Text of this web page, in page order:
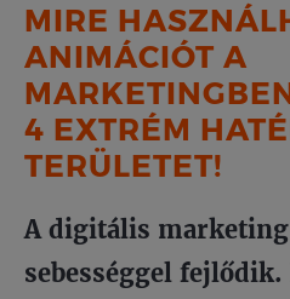
MIRE
ANIMÁCIÓT A
4 EXTRÉM
TERÜLETET!
A digitális
sebességgel